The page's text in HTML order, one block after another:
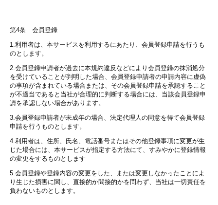
第4条 会員登録
1.利用者は、本サービスを利用するにあたり、会員登録申請を行うも
のとします。
2.会員登録申請者が過去に本規約違反などにより会員登録の抹消処分
を受けていることが判明した場合、会員登録申請者の申請内容に虚偽
の事項が含まれている場合または、その会員登録申請を承認すること
が不適当であると当社が合理的に判断する場合には、当該会員登録申
請を承認しない場合があります。
3.会員登録申請者が未成年の場合、法定代理人の同意を得て会員登録
申請を行うものとします。
4.利用者は、住所、氏名、電話番号またはその他登録事項に変更が生
じた場合には、本サービスが指定する方法にて、すみやかに登録情報
の変更をするものとします
5.会員登録や登録内容の変更をした、または変更しなかったことによ
り生じた損害に関し、直接的か間接的かを問わず、当社は一切責任を
負わないものとします。